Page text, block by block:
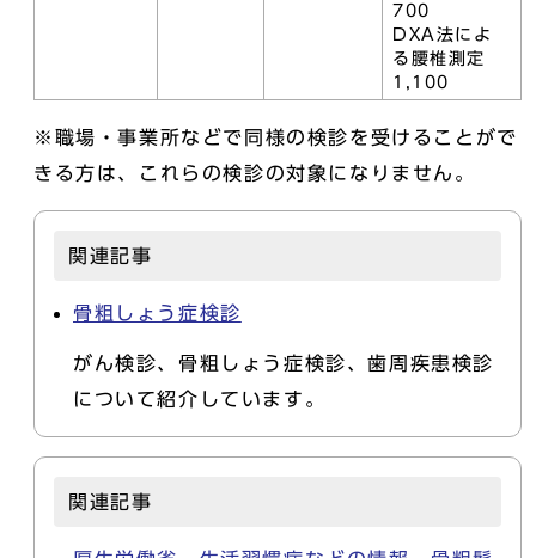
700
DXA法によ
る腰椎測定
1,100
※職場・事業所などで同様の検診を受けることがで
きる方は、これらの検診の対象になりません。
関連記事
骨粗しょう症検診
がん検診、骨粗しょう症検診、歯周疾患検診
について紹介しています。
関連記事